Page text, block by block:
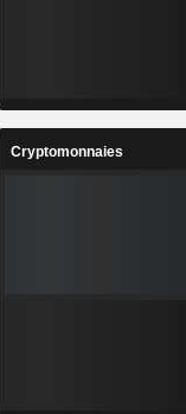
Cryptomonnaies